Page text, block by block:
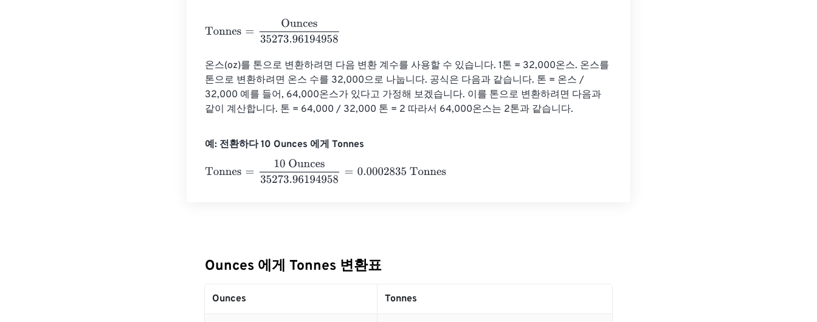
Tonnes 35273.96194958
온스(oz)를 톤으로 변환하려면 다음 변환 계수를 사용할 수 있습니다. 1톤 = 32,000온스. 온스를
톤으로 변환하려면 온스 수를 32,000으로 나눕니다. 공식은 다음과 같습니다. 톤 = 온스 /
32,000 예를 들어, 64,000온스가 있다고 가정해 보겠습니다. 이를 톤으로 변환하려면 다음과
같이 계산합니다. 톤 = 64,000 / 32,000 톤 = 2 따라서 64,000온스는 2톤과 같습니다.
예: 전환하다 10 Ounces 에게 Tonnes
Tonnes
10 Ounces 35273.96194958 = 0.0002835
Ounces 에게 Tonnes 변환표
Ounces Tonnes